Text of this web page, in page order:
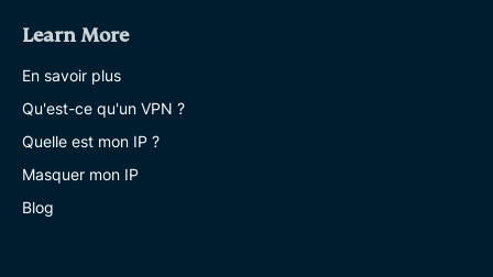
Learn More
En savoir plus
Qu'est-ce qu'un VPN ?
Quelle est mon IP ?
Masquer mon IP
Blog